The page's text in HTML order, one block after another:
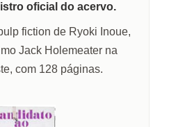
oficial do acervo.
fiction de Ryoki Inoue,
Jack Holemeater na
com 128 páginas.